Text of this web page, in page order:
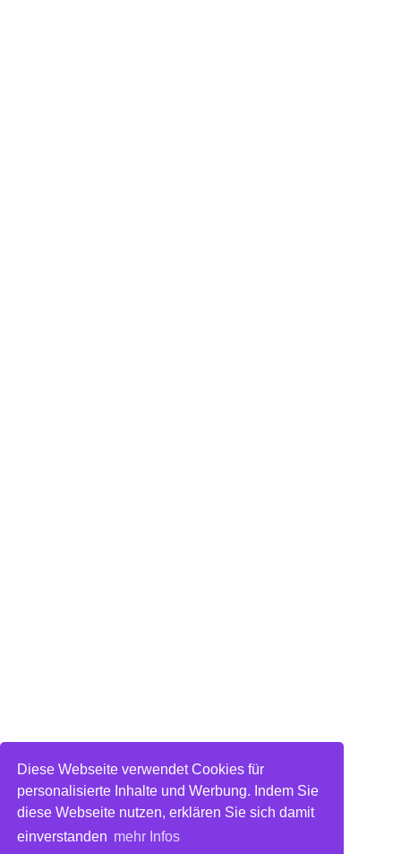
Diese Webseite verwendet Cookies für
personalisierte Inhalte und Werbung. Indem Sie
diese Webseite nutzen, erklären Sie sich damit
einverstanden mehr Infos